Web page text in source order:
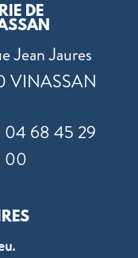
DE
Jean Jaures
VINASSAN
04 68 45 29
00